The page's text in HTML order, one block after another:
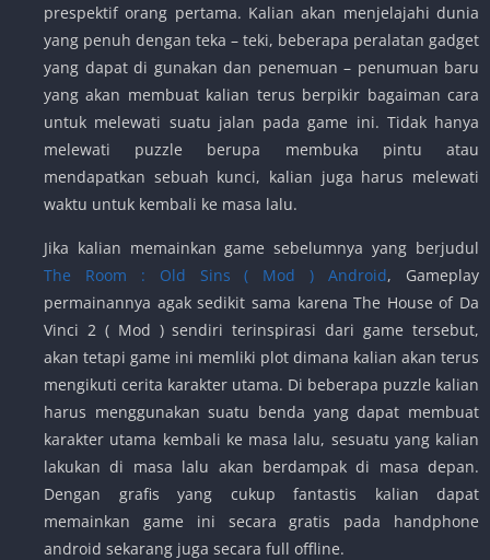
prespektif orang pertama. Kalian akan menjelajahi dunia
yang penuh dengan teka – teki, beberapa peralatan gadget
yang dapat di gunakan dan penemuan – penumuan baru
yang akan membuat kalian terus berpikir bagaiman cara
untuk melewati suatu jalan pada game ini. Tidak hanya
melewati puzzle berupa membuka pintu atau
mendapatkan sebuah kunci, kalian juga harus melewati
waktu untuk kembali ke masa lalu.
Jika kalian memainkan game sebelumnya yang berjudul
The Room : Old Sins ( Mod ) Android, Gameplay
permainannya agak sedikit sama karena The House of Da
Vinci 2 ( Mod ) sendiri terinspirasi dari game tersebut,
akan tetapi game ini memliki plot dimana kalian akan terus
mengikuti cerita karakter utama. Di beberapa puzzle kalian
harus menggunakan suatu benda yang dapat membuat
karakter utama kembali ke masa lalu, sesuatu yang kalian
lakukan di masa lalu akan berdampak di masa depan.
Dengan grafis yang cukup fantastis kalian dapat
memainkan game ini secara gratis pada handphone
android sekarang juga secara full offline.